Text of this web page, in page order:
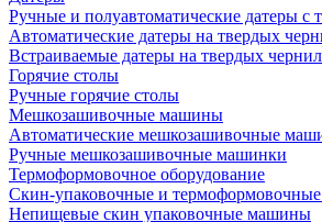
Ручные и полуавтоматические датеры с
Автоматические датеры на твердых
Встраиваемые датеры на твердых
Горячие столы
Ручные горячие столы
Мешкозашивочные машины
Автоматические мешкозашивочные
Ручные мешкозашивочные машинки
Термоформовочное оборудование
Скин-упаковочные и
Непищевые скин упаковочные машины